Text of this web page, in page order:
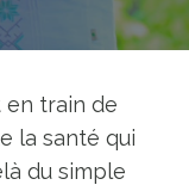
en train de
la santé qui
du simple